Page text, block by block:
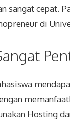
sangat cepat.
di
Hosting